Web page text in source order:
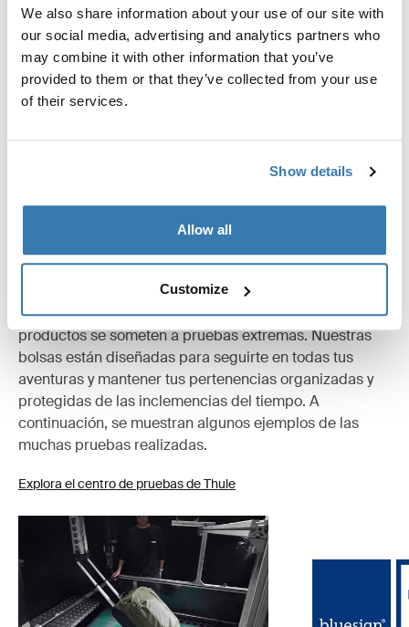
We also share information about your use of our site with
our social media, advertising and analytics partners who
may combine it with other information that you’ve
provided to them or that they’ve collected from your use
of their services.
Show details
Allow all
Customize
Toggle features
Todas las características
Probados al límite
En el Thule Test Center™ de Hillerstorp, Suecia, los
productos se someten a pruebas extremas. Nuestras
bolsas están diseñadas para seguirte en todas tus
aventuras y mantener tus pertenencias organizadas y
protegidas de las inclemencias del tiempo. A
continuación, se muestran algunos ejemplos de las
muchas pruebas realizadas.
Explora el centro de pruebas de Thule